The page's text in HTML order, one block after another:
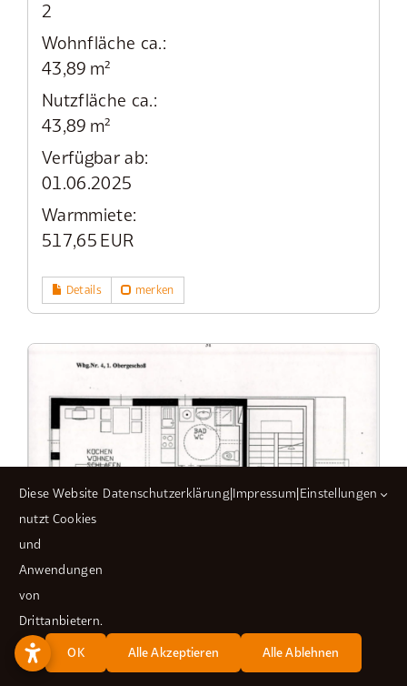
2
Wohnfläche ca.:
43,89 m²
Nutzfläche ca.:
43,89 m²
Verfügbar ab:
01.06.2025
Warmmiete:
517,65 EUR
Details merken
Diese Website
nutzt Cookies
und
Anwendungen
von
Drittanbietern.
Datenschutzerklärung Impressum Einstellungen
OK Alle Akzeptieren Alle Ablehnen